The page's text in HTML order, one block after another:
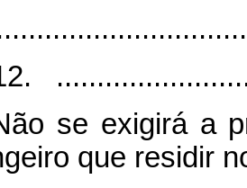
se exigirá a
que residir